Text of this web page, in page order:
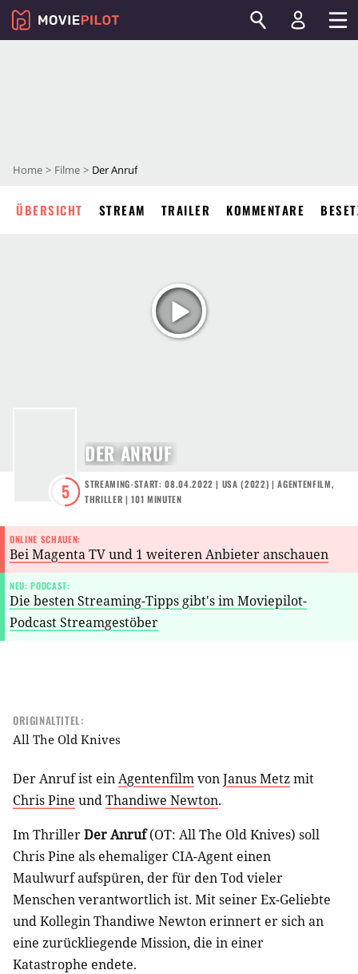
Home Filme Der Anruf
ÜBERSICHT STREAM TRAILER KOMMENTARE
5
DER ANRUF
STREAMING-START: 08.04.2022 | USA (2022) |AGENTENFILM,
THRILLER | 101 MINUTEN
ONLINE SCHAUEN:
Bei Magenta TV und 1 weiteren Anbieter anschauen
NEU: PODCAST:
Die besten Streaming-Tipps gibt's im Moviepilot-
Podcast Streamgestöber
ORIGINALTITEL:
All The Old Knives
Der Anruf ist einAgentenfilmvonJanus Metzmit
Chris Pine undThandiwe Newton.
Im ThrillerDer Anruf(OT: All The Old Knives) soll
Chris Pine als ehemaliger CIA-Agent einen
Maulwurf aufspüren, der für den Tod vieler
Menschen verantwortlich ist. Mit seiner Ex-Geliebte
und Kollegin Thandiwe Newton erinnert er sich an
eine zurückliegende Mission, die in einer
Katastrophe endete.